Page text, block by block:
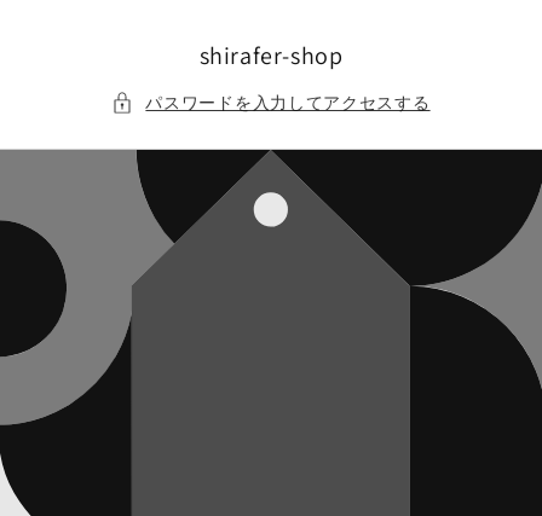
shirafer-shop
パスワードを入力してアクセスする